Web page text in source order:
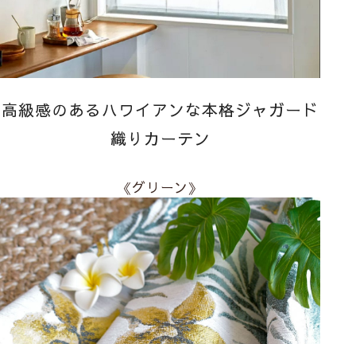
高級感のあるハワイアンな本格ジャガード
織りカーテン
《グリーン》